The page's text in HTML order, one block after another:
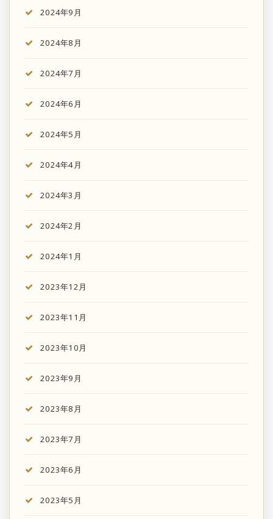
2024年9月
2024年8月
2024年7月
2024年6月
2024年5月
2024年4月
2024年3月
2024年2月
2024年1月
2023年12月
2023年11月
2023年10月
2023年9月
2023年8月
2023年7月
2023年6月
2023年5月